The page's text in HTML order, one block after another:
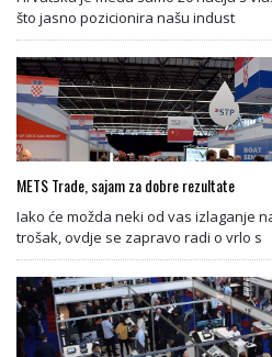
što jasno pozicionira našu indust
METS Trade, sajam za dobre rezultate
Iako će možda neki od vas izlaganje
trošak, ovdje se zapravo radi o vrlo s